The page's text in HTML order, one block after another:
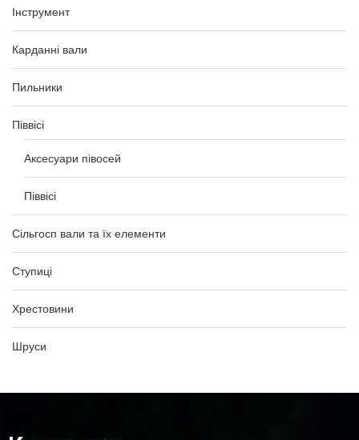
Інструмент
Карданні вали
Пильники
Піввісі
Аксесуари півосей
Піввісі
Сільгосп вали та їх елементи
Ступиці
Хрестовини
Шруси